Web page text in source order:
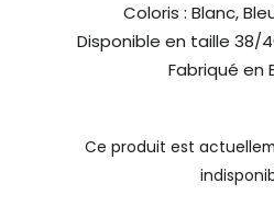
Coloris : Blanc,
Disponible en taille 38/
Fabriqué en
Ce produit est